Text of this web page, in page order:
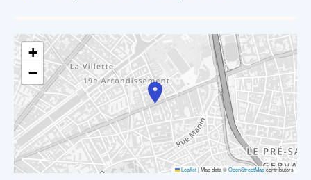
+
−
Leaflet|Map data ©OpenStreetMapcontributors